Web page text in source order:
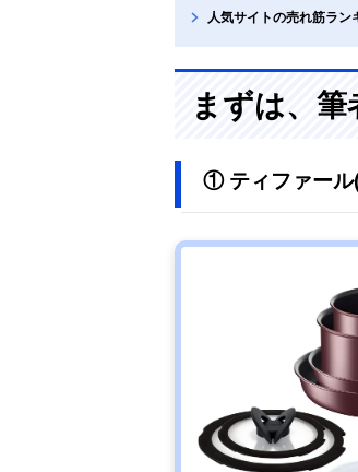
人気サイトの売れ筋ラン
まずは、
① ティファール